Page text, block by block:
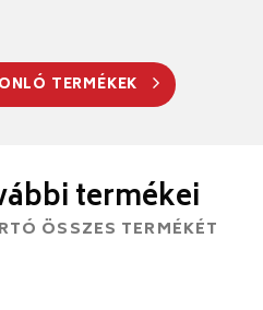
TERMÉKEK
termékei
ÖSSZES TERMÉKÉT